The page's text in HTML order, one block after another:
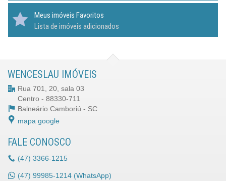
Meus imóveis Favoritos
Lista de imóveis adicionados
WENCESLAU IMÓVEIS
Rua 701, 20, sala 03
Centro - 88330-711
Balneário Camboriú - SC
mapa google
FALE CONOSCO
(47) 3366-1215
(47) 99985-1214 (WhatsApp)